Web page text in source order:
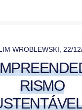
WROBLEWSKI 22/
RISMO